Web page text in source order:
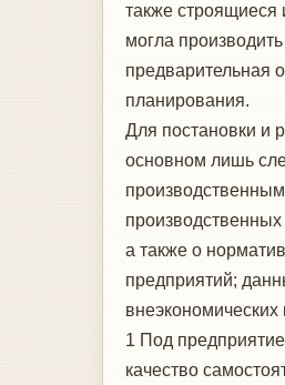
также строящиеся
могла
предварительная
планирования.
Для постановки и
основном лишь
а также о
предприятий;
1 Под
качество